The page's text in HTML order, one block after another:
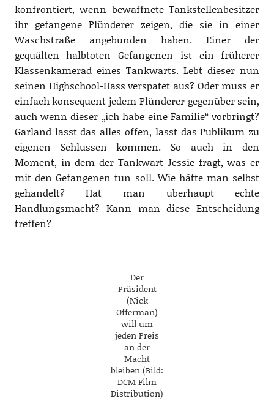
konfrontiert, wenn bewaffnete Tankstellenbesitzer
ihr gefangene Plünderer zeigen, die sie in einer
Waschstraße angebunden haben. Einer der
gequälten halbtoten Gefangenen ist ein früherer
Klassenkamerad eines Tankwarts. Lebt dieser nun
seinen Highschool-Hass verspätet aus? Oder muss er
einfach konsequent jedem Plünderer gegenüber sein,
auch wenn dieser „ich habe eine Familie“ vorbringt?
Garland lässt das alles offen, lässt das Publikum zu
eigenen Schlüssen kommen. So auch in den
Moment, in dem der Tankwart Jessie fragt, was er
mit den Gefangenen tun soll. Wie hätte man selbst
gehandelt? Hat man überhaupt echte
Handlungsmacht? Kann man diese Entscheidung
treffen?
Der
Präsident
(Nick
Offerman)
will um
jeden Preis
an der
Macht
bleiben (Bild:
DCM Film
Distribution)